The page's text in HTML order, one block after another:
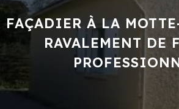
FAÇADIER À LA
RAVALEMENT DE